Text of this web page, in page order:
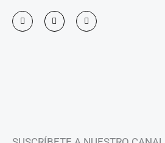
I
n
s
F
a
c
Y
o
u